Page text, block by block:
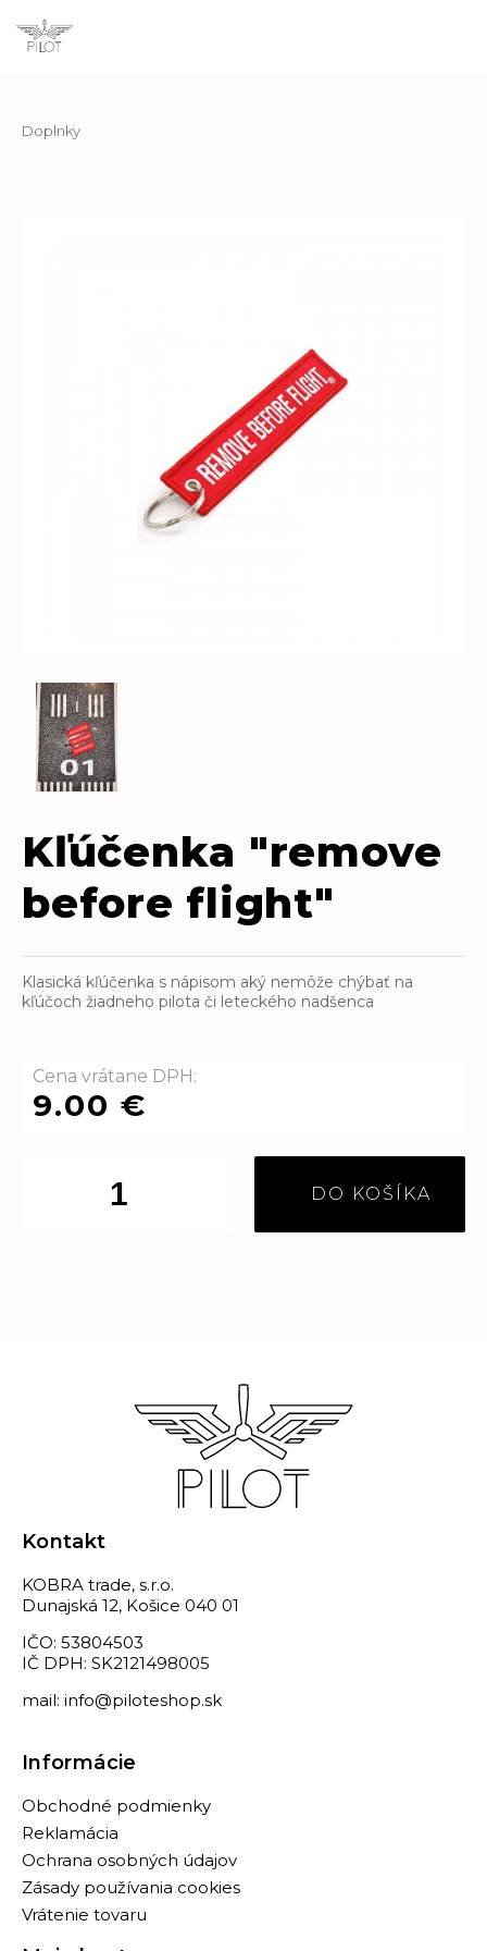
Doplnky
Kľúčenka "remove
before flight"
Klasická kľúčenka s nápisom aký nemôže chýbať na
kľúčoch žiadneho pilota či leteckého nadšenca
Cena vrátane DPH:
9.00 €
DO KOŠÍKA
Kontakt
KOBRA trade, s.r.o.
Dunajská 12, Košice 040 01
IČO: 53804503
IČ DPH: SK2121498005
mail: info@piloteshop.sk
Informácie
Obchodné podmienky
Reklamácia
Ochrana osobných údajov
Zásady používania cookies
Vrátenie tovaru